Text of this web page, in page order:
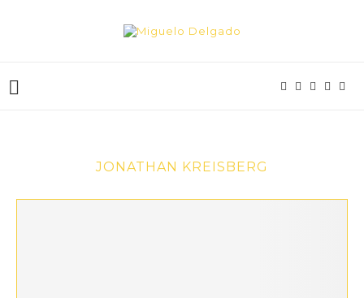
JONATHAN KREISBERG